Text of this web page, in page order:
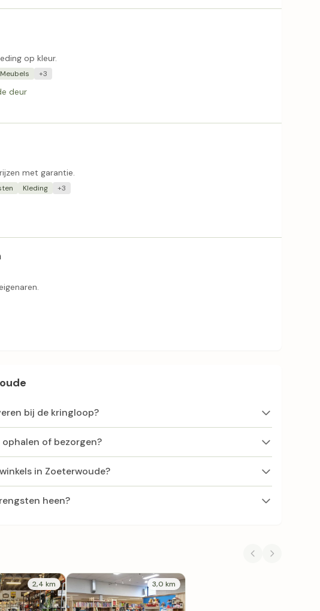
op kleur.
Meubels +3
deur
met garantie.
Kleding +3
bij de kringloop?
of bezorgen?
in Zoeterwoude?
heen?
2,4 km 3,0 km